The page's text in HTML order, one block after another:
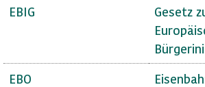
EBIG
Gesetz
EBO